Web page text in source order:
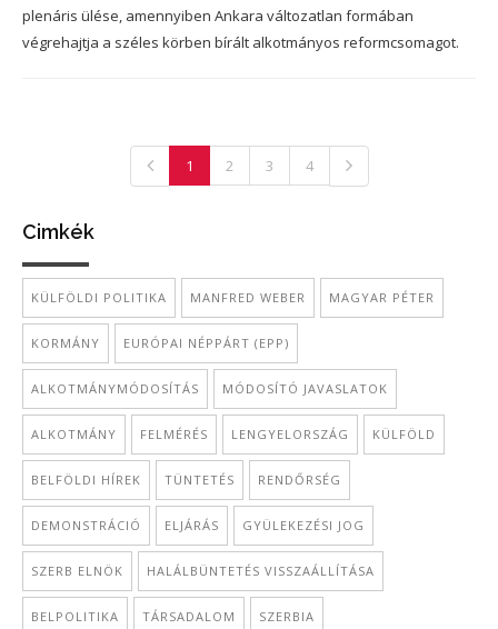
plenáris ülése, amennyiben Ankara változatlan formában
végrehajtja a széles körben bírált alkotmányos reformcsomagot.
1 2 3 4
Cimkék
KÜLFÖLDI POLITIKA MANFRED WEBER MAGYAR PÉTER
KORMÁNY EURÓPAI NÉPPÁRT (EPP)
ALKOTMÁNYMÓDOSÍTÁS MÓDOSÍTÓ JAVASLATOK
ALKOTMÁNY FELMÉRÉS LENGYELORSZÁG KÜLFÖLD
BELFÖLDI HÍREK TÜNTETÉS RENDŐRSÉG
DEMONSTRÁCIÓ ELJÁRÁS GYÜLEKEZÉSI JOG
SZERB ELNÖK HALÁLBÜNTETÉS VISSZAÁLLÍTÁSA
BELPOLITIKA TÁRSADALOM SZERBIA